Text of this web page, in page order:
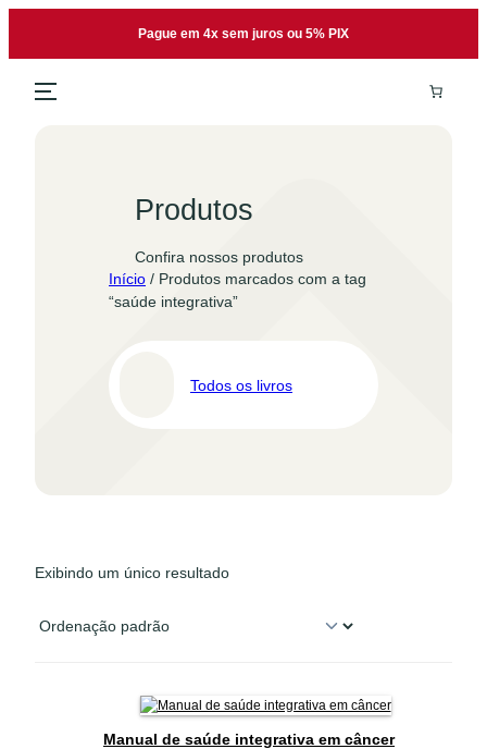
o
Pague em 4x sem juros ou 5% PIX
Produtos
Confira nossos produtos
Início / Produtos marcados com a tag
“saúde integrativa”
Todos os livros
Exibindo um único resultado
Manual de saúde integrativa em câncer